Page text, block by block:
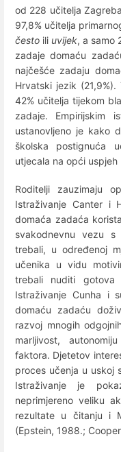
od 228 učitelja
97,8% učitelja
često ili uvijek, a samo
zadaje domaću
najčešće zadaju
Hrvatski jezik
42% učitelja tijekom
zadaje. Empirijskim
ustanovljeno je kako
školska postignuća
utjecala na opći
Roditelji zauzimaju
Istraživanje Canter i
domaća zadaća
svakodnevnu vezu s
trebali, u određenoj
učenika u vidu
trebali nuditi gotova
Istraživanje Cunha i
domaću zadaću
razvoj mnogih
marljivost,
faktora. Djetetov
proces učenja u uskoj
Istraživanje je
neprimjereno veliku
rezultate u čitanju i
(Epstein, 1988.;